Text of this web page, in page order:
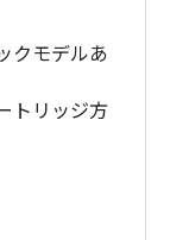
クモデルあ
トリッジ方